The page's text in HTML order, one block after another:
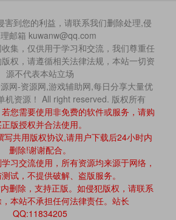
害到您的利益，请联系我们删除处理,侵
邮箱 kuwanw@qq.com
集，仅供用于学习和交流，我们尊重任
权，请遵循相关法律法规，本站一切资
源不代表本站立场
网-资源网,游戏辅助网,每日分享大量优
机资源！ All right reserved. 版权所有
您需要使用非免费的软件或服务，请购
版授权并合法使用。
写共用版权协议,请用户下载后24小时内
删除!谢谢配合。
习交流使用，所有资源均来源于网络，
试，不提供破解、盗版服务。
删除，支持正版。如侵犯版权，请联系
本站不承担任何法律责任。站长
QQ:11834205